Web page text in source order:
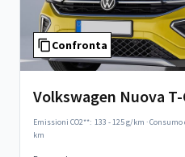
Confronta
Volkswagen Nuova
Emissioni CO2**: 133 - 125 g/km ·
km